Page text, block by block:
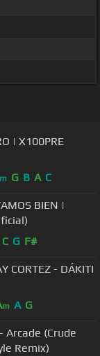
| X100PRE
m G B A C
BIEN |
C G F#
CORTEZ - DÁKITI
m A G
Arcade (Crude
Remix)